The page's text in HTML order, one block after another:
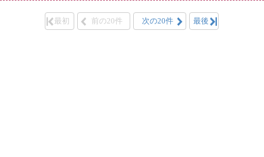
最初 前の20件 次の20件 最後